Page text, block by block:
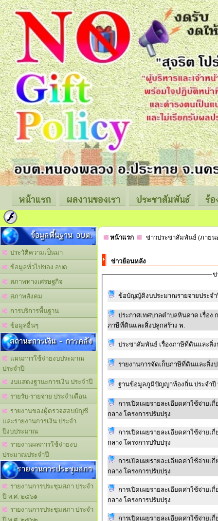
หน้าแรก ผลงานของเรา ประชาสัมพันธ์ ร้
ข้อมูลพื้นฐาน อบต.
ประวัติความเป็นมา
ข้อมูลทั่วไปของ อบต.
สภาพทางเศรษฐกิจ
สภาพสังคม
การบริการพื้นฐาน
ข้อมูลอื่นๆ
สถานะการเงิน - การคลัง
แผนการใช้จ่ายงบประมาณ
ประจำปี
งบแสดงฐานะการเงิน ประจำปี
รายรับ-รายจ่าย ประจำเดือน
รายงานของผู้ตรวจสอบบัญชี
และรายงานการเงิน ประจำ
ปีงบประมาณ
รายงานผลการใช้จ่ายงบ
ประมาณประจำปี
รายงานการประชุมสภา
รายงานการประชุมสภา ประจำ
ปี พ.ศ. ๒๕๖๑
รายงานการประชุมสภา ประจำ
หน้าแรก ข่าวประชาสัมพันธ์ (ภาย
ข่าวย้อนหลัง
ข่
ข้อบัญญัติงบประมาณรายจ่ายประจำ
ประกาศเทศบาลตำบลหินดาด เรื่อ
ภาษีที่ดินและสิ่งปลูกสร้าง พ.
ประชาสัมพันธ์ เรื่องภาษีที่ดินและสิ่ง
รายงานการจัดเก็บภาษีที่ดินและสิ่ง
ฐานข้อมูลภูมิปัญญาท้องถิ่น ประจำปี
การเปิดเผยรายละเอียดค่าใช้จ่าย
กลาง โครงการปรับปรุง
การเปิดเผยรายละเอียดค่าใช้จ่าย
กลาง โครงการปรับปรุง
การเปิดเผยรายละเอียดค่าใช้จ่าย
กลาง โครงการปรับปรุง
การเปิดเผยรายละเอียดค่าใช้จ่าย
กลาง โครงการปรับปรุง
การเปิดเผยรายละเอียดค่าใช้จ่าย